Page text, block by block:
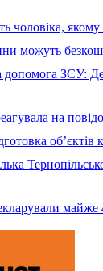
чоловіка,
можуть
ЗСУ:
на
майже